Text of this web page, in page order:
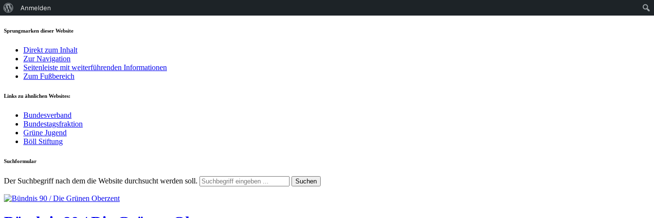
Sprungmarken dieser Website
Direkt zum Inhalt
Zur Navigation
Seitenleiste mit weiterführenden Informationen
Zum Fußbereich
Links zu ähnlichen Websites:
Bundesverband
Bundestagsfraktion
Grüne Jugend
Böll Stiftung
Suchformular
Der Suchbegriff nach dem die Website durchsucht werden soll. Suchen
Über
Anmelden